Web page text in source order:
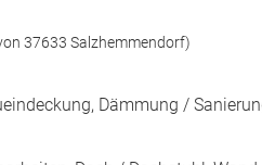
37633 Salzhemmendorf)
Dämmung /